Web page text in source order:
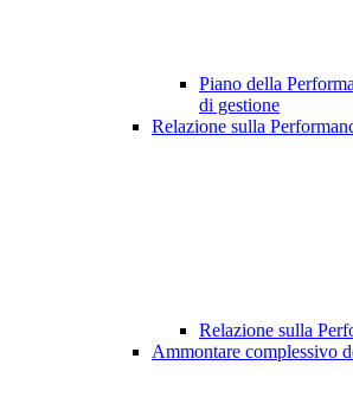
Piano della
di gestione
Relazione sulla
Relazione sulla
Ammontare complessivo